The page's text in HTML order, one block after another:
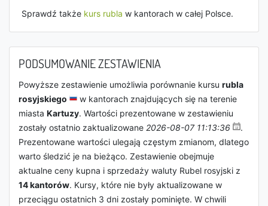
Sprawdź także kurs rubla w kantorach w całej Polsce.
PODSUMOWANIE ZESTAWIENIA
Powyższe zestawienie umożliwia porównanie kursu rubla
rosyjskiego
w kantorach znajdujących się na terenie
miasta Kartuzy. Wartości prezentowane w zestawieniu
zostały ostatnio zaktualizowane 2026-08-07 11:13:36
.
Prezentowane wartości ulegają częstym zmianom, dlatego
warto śledzić je na bieżąco. Zestawienie obejmuje
aktualne ceny kupna i sprzedaży waluty Rubel rosyjski z
14 kantorów. Kursy, które nie były aktualizowane w
przeciągu ostatnich 3 dni zostały pominięte. W chwili